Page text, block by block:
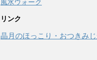
風水ウォーク
リンク
晶月のほっこり・おつきみ